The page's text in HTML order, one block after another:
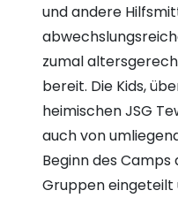
und andere
zumal
bereit. Die Kids,
heimischen JSG
auch von
Beginn des
Gruppen